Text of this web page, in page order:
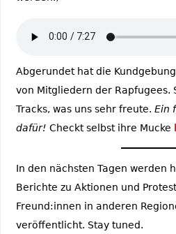
Abgerundet hat die
von Mitgliedern der Rapfugees.
Tracks, was uns sehr freute. Ein
dafür! Checkt selbst ihre Mucke
In den nächsten Tagen werden
Berichte zu Aktionen und
Freund:innen in anderen
veröffentlicht. Stay tuned.